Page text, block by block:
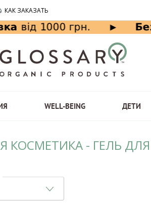
КАК ЗАКАЗАТЬ
WELL-BEING ДЕТИ
КОСМЕТИКА - ГЕЛЬ